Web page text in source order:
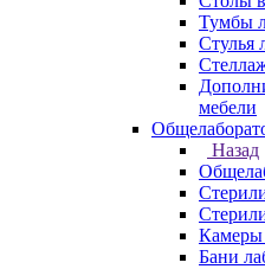
Тумбы
Стулья
мебели
Назад
Камеры
Бани